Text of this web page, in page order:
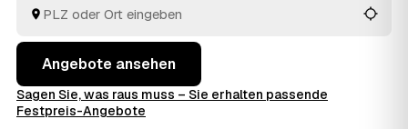
Preise im Voraus raten.
Angebote ansehen
Sagen Sie, was raus muss – Sie erhalten passende
Festpreis-Angebote